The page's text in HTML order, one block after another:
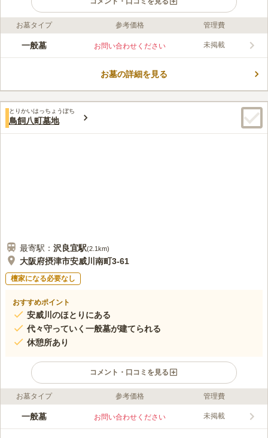
ライフドット編集部のコメント
鳥飼中共同墓地は、大阪府摂津市にある鳥飼中自治会が管理する
フード店やラーメン店など飲食店も充実しているので、軽食等の
口コミ評価
この霊園はまだ誰からも評価されていません。
お墓タイプ 参考価格 管理費
一般墓 お問い合わせください 未掲載
お墓の詳細を見る
とりかいはっちょうぼち
鳥飼八町墓地
最寄駅： 沢良宜駅(2.1km)
大阪府摂津市安威川南町3-61
檀家になる必要なし
おすすめポイント
安威川のほとりにある
代々守っていく一般墓が建てられる
休憩所あり
コメント・口コミを見る
ライフドット編集部のコメント
安威川のほとりにある共同墓地で、ゆったりと流れる川音が聞こ
お墓タイプ 参考価格 管理費
一般墓 お問い合わせください 未掲載